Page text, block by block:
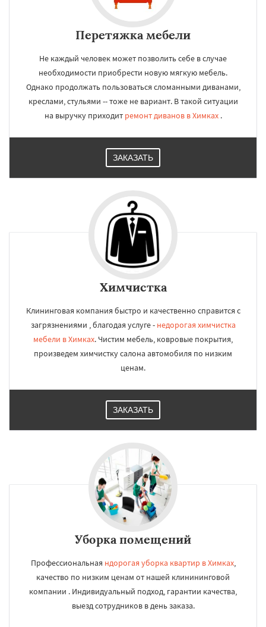
Перетяжка мебели
Не каждый человек может позволить себе в случае
необходимости приобрести новую мягкую мебель.
Однако продолжать пользоваться сломанными диванами,
креслами, стульями -- тоже не вариант. В такой ситуации
на выручку приходит ремонт диванов в Химках.
ЗАКАЗАТЬ
Химчистка
Клининговая компания быстро и качественно справится с
загрязнениями , благодая услуге - недорогая химчистка
мебели в Химках. Чистим мебель, ковровые покрытия,
произведем химчистку салона автомобиля по низким
ценам.
ЗАКАЗАТЬ
Уборка помещений
Профессиональная ндорогая уборка квартир в Химках,
качество по низким ценам от нашей клинининговой
компании . Индивидуальный подход, гарантии качества,
выезд сотрудников в день заказа.